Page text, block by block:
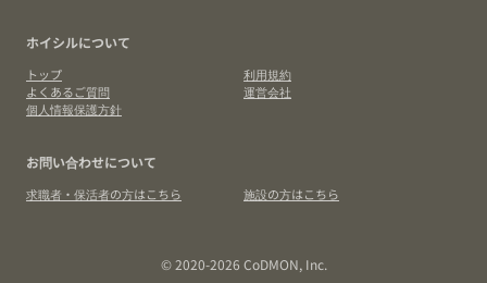
ホイシルについて
トップ
利用規約
よくあるご質問
運営会社
個人情報保護方針
お問い合わせについて
求職者・保活者の方はこちら 施設の方はこちら
© 2020-2026 CoDMON, Inc.